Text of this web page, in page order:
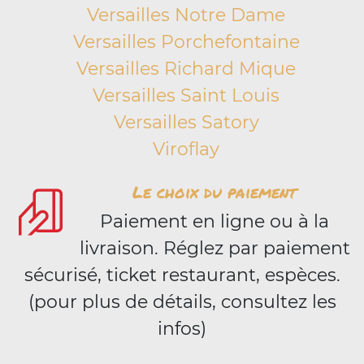
Versailles Notre Dame
Versailles Porchefontaine
Versailles Richard Mique
Versailles Saint Louis
Versailles Satory
Viroflay
Le choix du paiement
Paiement en ligne ou à la
livraison. Réglez par paiement
sécurisé, ticket restaurant, espèces.
(pour plus de détails, consultez les
infos)